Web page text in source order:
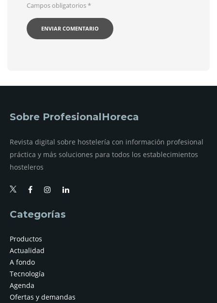
Campos obligatorios*
Sobre ProfesionalHoreca
Revista digital sobre hostelería con información profesional
práctica y más soluciones para todos los establecimientos
hosteleros
Categorías
Productos
Actualidad
A fondo
Tecnología
Agenda
Ofertas y demandas